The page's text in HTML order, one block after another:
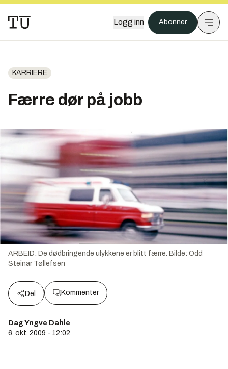
Logg inn Abonner
KARRIERE
Færre dør på jobb
ARBEID: De dødbringende ulykkene er blitt færre. Bilde: Odd
Steinar Tøllefsen
Del Kommenter
Dag Yngve Dahle
6. okt. 2009 - 12:02